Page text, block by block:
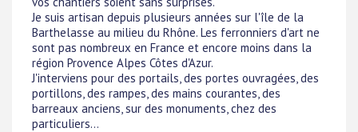
Je suis artisan depuis plusieurs années sur l'île de la
Barthelasse au milieu du Rhône. Les ferronniers d'art ne
sont pas nombreux en France et encore moins dans la
région Provence Alpes Côtes d'Azur.
J'interviens pour des portails, des portes ouvragées, des
portillons, des rampes, des mains courantes, des
barreaux anciens, sur des monuments, chez des
particuliers...